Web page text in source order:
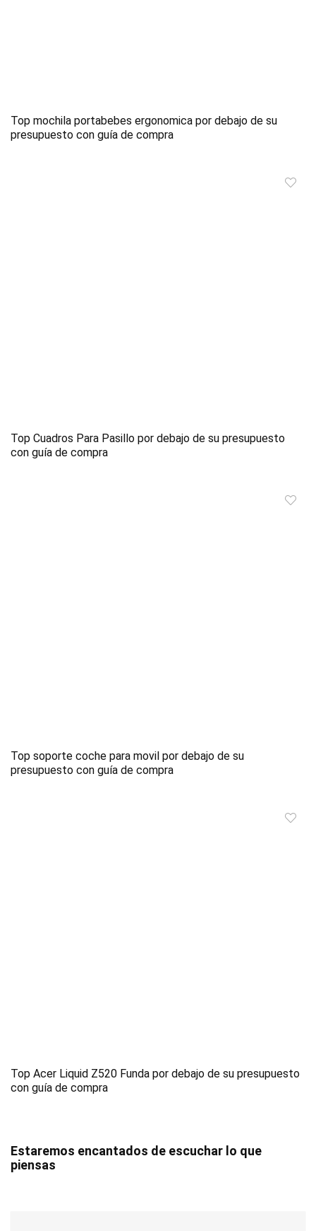
Top mochila portabebes ergonomica por debajo de su
presupuesto con guía de compra
Top Cuadros Para Pasillo por debajo de su presupuesto
con guía de compra
Top soporte coche para movil por debajo de su
presupuesto con guía de compra
Top Acer Liquid Z520 Funda por debajo de su presupuesto
con guía de compra
Estaremos encantados de escuchar lo que
piensas